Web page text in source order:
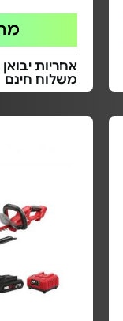
אחריות
משלוח חינם